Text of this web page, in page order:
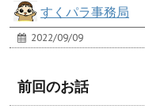
すくパラ事務局
2022/09/09
前回のお話